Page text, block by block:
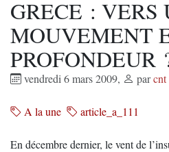
GRECE : VERS
MOUVEMENT
PROFONDEUR
vendredi 6 mars 2009, parcnt
A la une article_a_111
En décembre dernier, le vent de